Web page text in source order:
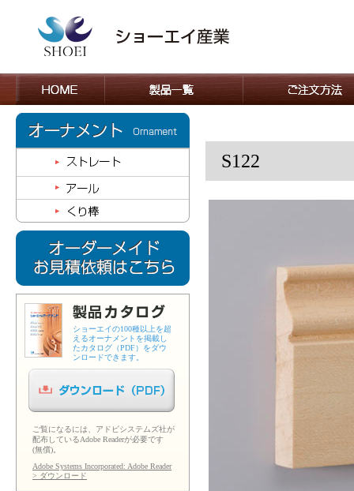
ショーエイの100種以上を超
えるオーナメントを掲載し
たカタログ（PDF）をダウ
ンロードできます。
ご覧になるには、アドビシステムズ社が
配布しているAdobe Readerが必要です
(無償)。
Adobe Systems Incorporated: Adobe Reader
> ダウンロード
S122